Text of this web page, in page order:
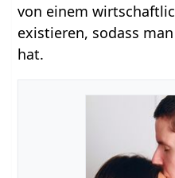
von einem
existieren, sodass
hat.